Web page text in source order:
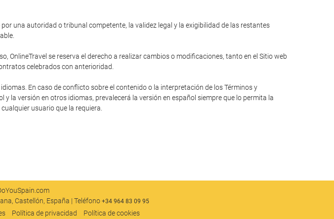
una autoridad o tribunal competente, la validez legal y la exigibilidad de las restantes
OnlineTravel se reserva el derecho a realizar cambios o modificaciones, tanto en el Sitio web
celebrados con anterioridad.
En caso de conflicto sobre el contenido o la interpretación de los Términos y
la versión en otros idiomas, prevalecerá la versión en español siempre que lo permita la
usuario que la requiera.
Castellón, España | Teléfono +34 964 83 09 95
Política de privacidad Política de cookies